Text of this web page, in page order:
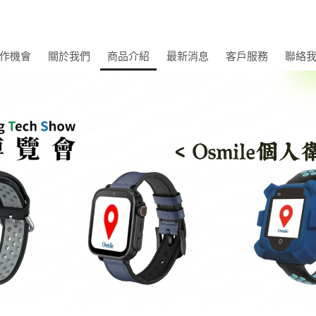
機會 關於我們 商品介紹 最新消息 客戶服務 聯絡